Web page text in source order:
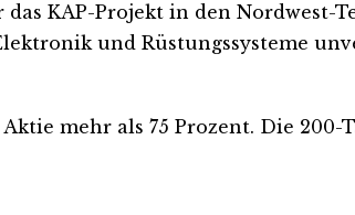
KAP-Projekt in den
und Rüstungssysteme
mehr als 75 Prozent. Die